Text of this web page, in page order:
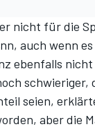
nicht für die
auch wenn
ebenfalls
schwieriger,
seien,
aber die